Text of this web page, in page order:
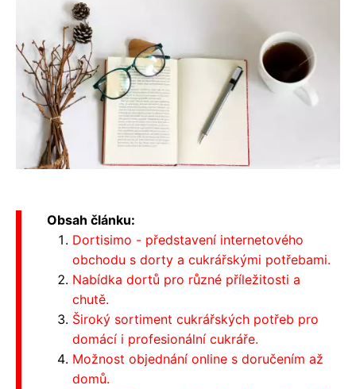
Obsah článku:
Dortisimo - představení internetového
obchodu s dorty a cukrářskými potřebami.
Nabídka dortů pro různé příležitosti a
chutě.
Široký sortiment cukrářských potřeb pro
domácí i profesionální cukráře.
Možnost objednání online s doručením až
domů.